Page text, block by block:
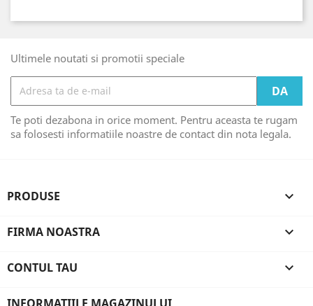
Ultimele noutati si promotii speciale
Te poti dezabona in orice moment. Pentru aceasta te rugam
sa folosesti informatiile noastre de contact din nota legala.
PRODUSE 
FIRMA NOASTRA 
CONTUL TAU 
INFORMATIILE MAGAZINULUI